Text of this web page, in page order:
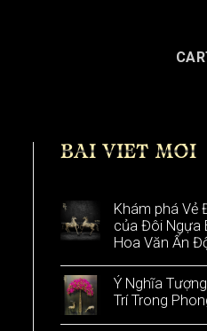
BÀI VIẾT MỚI
Khám phá Vẻ
của Đôi Ngựa
Hoa Văn Ấn
Ý Nghĩa
Trí Trong